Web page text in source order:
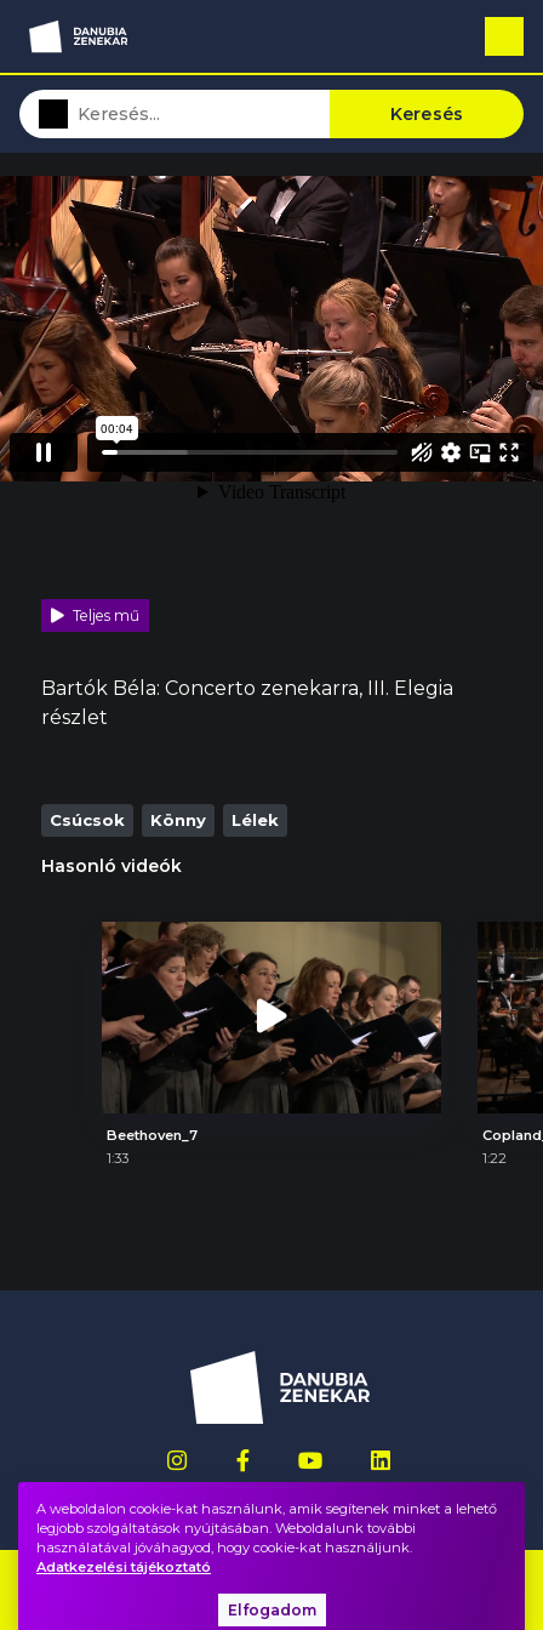
Keresés
Teljes mű
Bartók Béla: Concerto zenekarra, III. Elegia
részlet
Csúcsok Könny Lélek
Hasonló videók
Beethoven_7
1:33
1:22
A weboldalon cookie-kat használunk, amik segítenek minket a lehető
legjobb szolgáltatások nyújtásában. Weboldalunk további
használatával jóváhagyod, hogy cookie-kat használjunk.
Adatkezelési tájékoztató
Elfogadom
Impresszum